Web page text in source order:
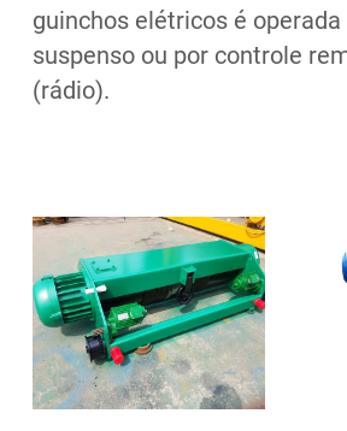
guinchos elétricos é
suspenso ou por controle
(rádio).